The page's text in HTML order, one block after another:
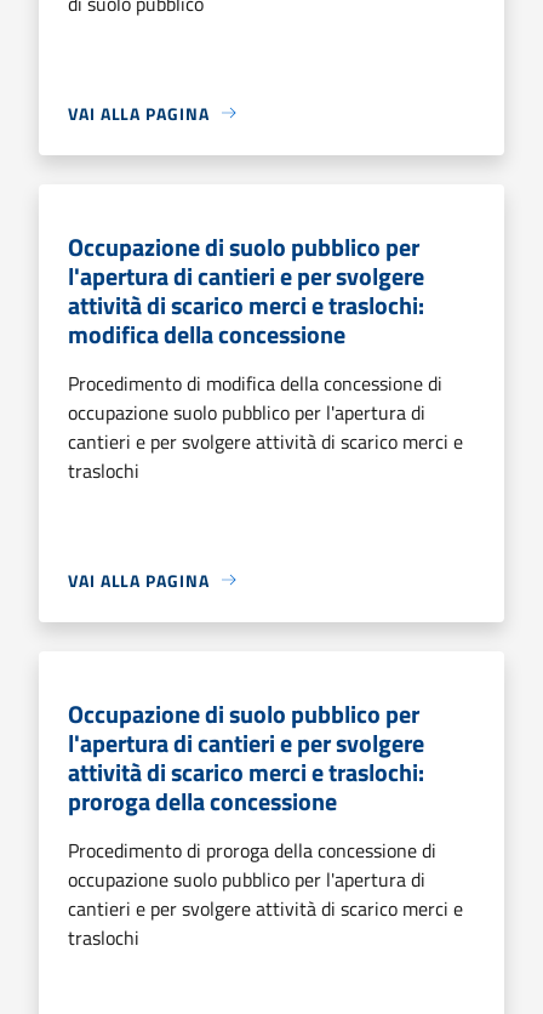
VAI ALLA PAGINA
Occupazione di suolo pubblico per
l'apertura di cantieri e per svolgere
attività di scarico merci e traslochi:
modifica della concessione
Procedimento di modifica della concessione di
occupazione suolo pubblico per l'apertura di
cantieri e per svolgere attività di scarico merci e
traslochi
VAI ALLA PAGINA
Occupazione di suolo pubblico per
l'apertura di cantieri e per svolgere
attività di scarico merci e traslochi:
proroga della concessione
Procedimento di proroga della concessione di
occupazione suolo pubblico per l'apertura di
cantieri e per svolgere attività di scarico merci e
traslochi